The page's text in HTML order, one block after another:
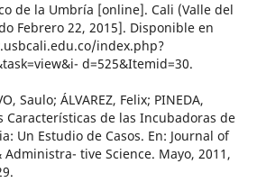
de la Umbría [online]. Cali (Valle del
Febrero 22, 2015]. Disponible en
index.php?
d=525&Itemid=30.
Saulo; ÁLVAREZ, Felix; PINEDA,
Características de las Incubadoras de
Un Estudio de Casos. En: Journal of
Administra- tive Science. Mayo, 2011,